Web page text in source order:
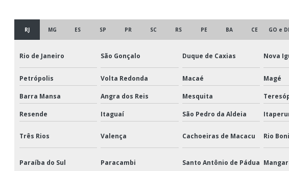
RJ MG ES SP PR SC RS PE BA CE GO e
Rio de Janeiro São Gonçalo Duque de Caxias Nova
Petrópolis Volta Redonda Macaé Magé
Barra Mansa Angra dos Reis Mesquita
Resende Itaguaí São Pedro da Aldeia
Três Rios Valença Cachoeiras de Macacu Rio
Paraíba do Sul Paracambi Santo Antônio de Pádua